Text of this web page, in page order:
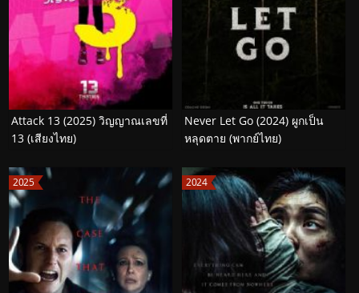
Attack 13 (2025) วิญญาณเลขที่
13 (เสียงไทย)
Never Let Go (2024) ผูกเป็น
หลุดตาย (พากย์ไทย)
2025 2024